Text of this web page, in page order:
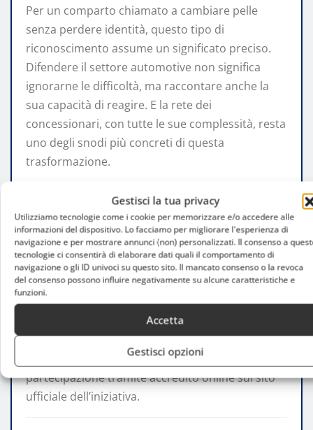
Gestisci la tua privacy
Utilizziamo tecnologie come i cookie per memorizzare e/o accedere alle
informazioni del dispositivo. Lo facciamo per migliorare l'esperienza di
navigazione e per mostrare annunci (non) personalizzati. Il consenso a
tecnologie ci consentirà di elaborare dati quali il comportamento di
navigazione o gli ID univoci su questo sito. Il mancato consenso o la revoca
del consenso possono influire negativamente su alcune caratteristiche e
funzioni.
Accetta
Gestisci opzioni
Per un comparto chiamato a cambiare pelle
senza perdere identità, questo tipo di
riconoscimento assume un significato preciso.
Difendere il settore automotive non significa
ignorarne le difficoltà, ma raccontare anche la
sua capacità di reagire. E la rete dei
concessionari, con tutte le sue complessità, resta
uno degli snodi più concreti di questa
trasformazione.
Informazioni utili
sull’evento
IDealer Awards 2026si terranno martedì 16
giugno 2026 alle ore 17.00 a Palazzo Bovara, in
Corso Venezia a Milano. L’evento è riservato a
concessionari e rivenditori auto, con
partecipazione tramite accredito online sul sito
ufficiale dell’iniziativa.